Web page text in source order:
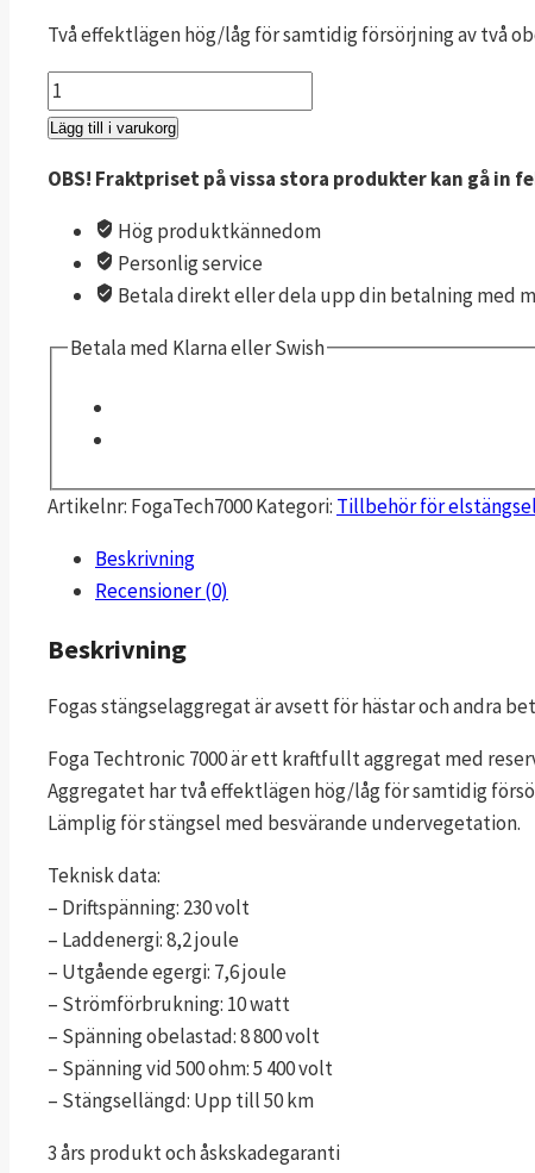
Två effektlägen hög/låg för samtidig försörjning av två
Stängselaggregat
Foga
7000
mängd
Lägg till i varukorg
OBS! Fraktpriset på vissa stora produkter kan gå in
Hög produktkännedom
Personlig service
Betala direkt eller dela upp din betalning med
Betala med Klarna eller Swish
Artikelnr: FogaTech7000Kategori: Tillbehör för elstängsel
Beskrivning
Recensioner (0)
Beskrivning
Fogas stängselaggregat är avsett för hästar och andra
Foga Techtronic 7000 är ett kraftfullt aggregat med
Aggregatet har två effektlägen hög/låg för samtidig
Lämplig för stängsel med besvärande undervegetation.
Teknisk data:
– Driftspänning: 230 volt
– Laddenergi: 8,2 joule
– Utgående egergi: 7,6 joule
– Strömförbrukning: 10 watt
– Spänning obelastad: 8 800 volt
– Spänning vid 500 ohm: 5 400 volt
– Stängsellängd: Upp till 50 km
3 års produkt och åskskadegaranti